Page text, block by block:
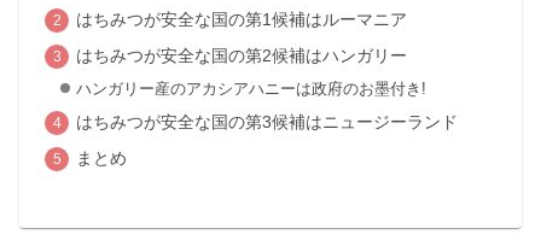
はちみつが安全な国の第1候補はルーマニア
はちみつが安全な国の第2候補はハンガリー
ハンガリー産のアカシアハニーは政府のお墨付き!
はちみつが安全な国の第3候補はニュージーランド
まとめ